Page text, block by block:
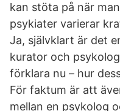
kan stöta på när
psykiater varierar
Ja, självklart är det
kurator och
förklara nu – hur
För faktum är att
mellan en psykolog